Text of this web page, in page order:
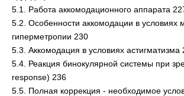
5.1. Работа аккомодационного аппарата
5.2. Особенности аккомодации в условиях
гиперметропии 230
5.3. Аккомодация в условиях астигматизма
5.4. Реакция бинокулярной системы при
response) 236
5.5. Полная коррекция - необходимое